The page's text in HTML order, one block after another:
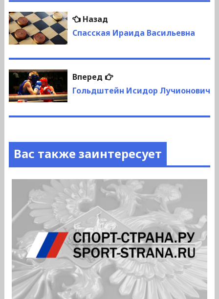
Навигация
по
записям
НазадПредыдущая
запись:
Спасская Ираида Васильевна
Вперед
Следующая
запись:
Гольдштейн Исидор Лучионович
Вас также заинтересует